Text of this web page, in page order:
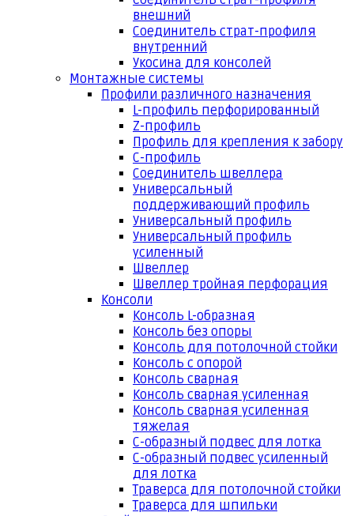
внешний
Соединитель страт-профиля
внутренний
Укосина для консолей
Монтажные системы
Профили различного назначения
L-профиль перфорированный
Z-профиль
Профиль для крепления к забору
С-профиль
Соединитель швеллера
Универсальный
поддерживающий профиль
Универсальный профиль
Универсальный профиль
усиленный
Швеллер
Швеллер тройная перфорация
Консоли
Консоль L-образная
Консоль без опоры
Консоль для потолочной стойки
Консоль с опорой
Консоль сварная
Консоль сварная усиленная
Консоль сварная усиленная
тяжелая
С-образный подвес для лотка
С-образный подвес усиленный
для лотка
Траверса для потолочной стойки
Траверса для шпильки